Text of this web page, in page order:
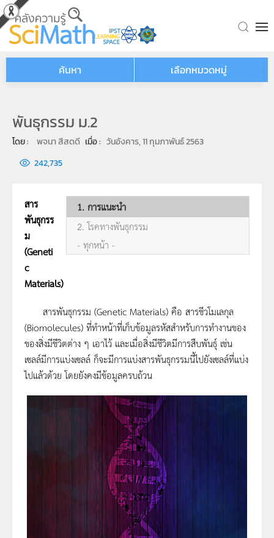
Skip to main content
ค้นหา เลือกหมวดหมู่
พันธุกรรม ม.2
โดย : พจนา สีสดดี เมื่อ : วันอังคาร, 11 กุมภาพันธ์ 2563
242,735
1. การแนะนำ
2. โรคทางพันธุกรรม
- ทุกหน้า -
สาร
พันธุกรร
ม
(Geneti
c
Materials)
สารพันธุกรรม (Genetic Materials) คือ สารชีวโมเลกุล
(Biomolecules) ที่ทำหน้าที่เก็บข้อมูลรหัสสำหรับการทำงานของ
ของสิ่งมีชีวิตต่าง ๆ เอาไว้ และเมื่อสิ่งมีชีวิตมีการสืบพันธุ์ เช่น
เซลล์มีการแบ่งเซลล์ ก็จะมีการแบ่งสารพันธุกรรมนี้ไปยังเซลล์ที่แบ่ง
ไปแล้วด้วย โดยยังคงมีข้อมูลครบถ้วน